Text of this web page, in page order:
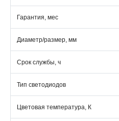
Гарантия, мес
Диаметр/размер, мм
Срок службы, ч
Тип светодиодов
Цветовая температура, К